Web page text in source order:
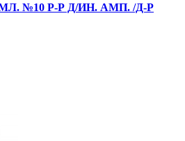
№10 Р-Р Д/ИН. АМП. /Д-Р